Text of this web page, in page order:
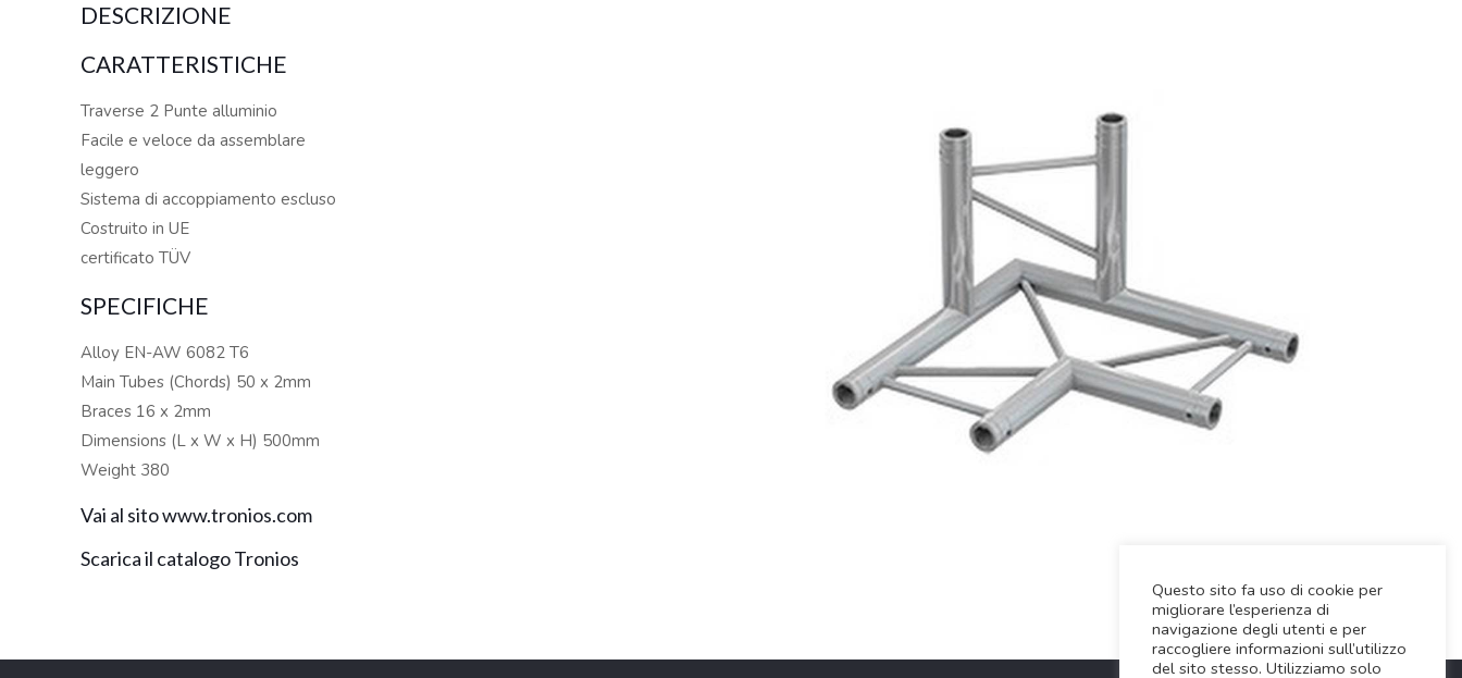
DESCRIZIONE
CARATTERISTICHE
Traverse 2 Punte alluminio
Facile e veloce da assemblare
leggero
Sistema di accoppiamento escluso
Costruito in UE
certificato TÜV
SPECIFICHE
Alloy EN-AW 6082 T6
Main Tubes (Chords) 50 x 2mm
Braces 16 x 2mm
Dimensions (L x W x H) 500mm
Weight 380
Vai al sito www.tronios.com
Scarica il catalogo Tronios
Questo sito fa uso di cookie per
migliorare l’esperienza di
navigazione degli utenti e per
raccogliere informazioni sull’utilizzo
del sito stesso. Utilizziamo solo